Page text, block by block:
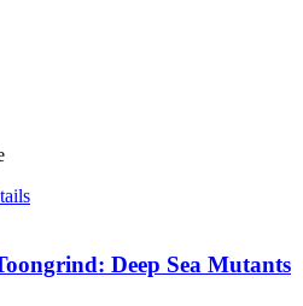
Deep Sea Mutants